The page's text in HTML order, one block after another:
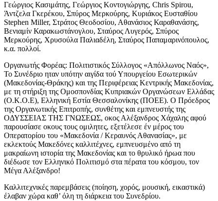
Γεώργιος Κασιμάτης, Γεώργιος Κοντογιώργης, Chris Spirou,
Άντζελα Γκερέκου, Σπύρος Μερκούρης, Κυριάκος Ευσταθίου
Stephen Miller, Στράτος Θεοδοσίου, Αθανάσιος Καραθανάσης,
Βενιαμίν Καρακωστάνογλου, Σταύρος Λυγερός, Σπύρος
Μερκούρης, Χρυσούλα Παλιαδέλη, Σταύρος Παπαμαρινόπουλος,
κ.α. πολλοί.
Οργανωτής Φορέας: Πολιτιστικός Σύλλογος «Απόλλωνος Ναός»,
Το Συνέδριο ηταν υπότην αιγίδα τού Υπουργείου Εσωτερικών
(Μακεδονίας-Θράκης) και της Περιφέρειας Κεντρικής Μακεδονίας,
με τη στήριξη της Ομοσπονδίας Κυπριακών Οργανώσεων Ελλάδας
(Ο.Κ.Ο.Ε), Ελληνική Εστία Θεσσαλονίκης (ΠΟΕΕ). Ο Πρόεδρος
της Οργανωτικής Επιτροπής, συνθέτης και εμπνευστής της
ΟΔΥΣΣΕΙΑΣ ΤΗΣ ΓΝΩΣΕΩΣ, οκος Αλέξανδρος Χάχαλης αφού
παρουσίασε οκους τους ομιλητες, εξετέλεσε έν μέρος του
Οπερατορίου του «Μακεδονία / Κεραυνός Αθανασίας», με
εκλεκτούς Μακεδόνες καλλιτέχνες, εμπνευσμένο από τη
μακραίωνη ιστορία της Μακεδονίας και το θρυλικό ήρωα που
διέδωσε τον Ελληνικό Πολιτισμό στα πέρατα του κόσμου, τον
Μέγα Αλέξανδρο!
Καλλιτεχνικές παρεμβάσεις (ποίηση, χορός, μουσική, εικαστικά)
έλαβαν χώρα καθ’ όλη τη διάρκεια του Συνεδρίου.